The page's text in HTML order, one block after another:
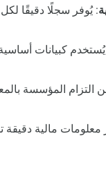
:يُوفر سجلًا دقيقًا
يُستخدم كبيانات أساسية
التزام المؤسسة
معلومات مالية دقيقة